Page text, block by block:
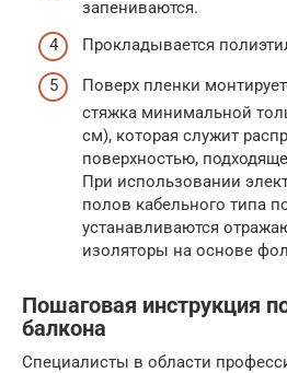
запениваются.
Прокладывается
Поверх пленки
стяжка минимальной
см), которая служит
поверхностью,
При использовании
полов кабельного типа
устанавливаются
изоляторы на основе
Пошаговая инструкция
балкона
Специалисты в области